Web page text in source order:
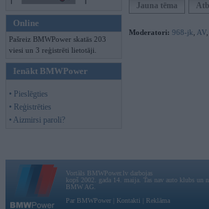
Online
Pašreiz BMWPower skatās 203
viesi un 3 reģistrēti lietotāji.
Ienākt BMWPower
• Pieslēgties
• Reģistrēties
• Aizmirsi paroli?
Jauna tēma
Moderatori: 968-jk AV
Vortāls BMWPower.lv darbojas
kopš 2002. gada 14. maija. Tas nav auto klubs un
BMW AG.
Par BMWPower
Kontakti Reklāma